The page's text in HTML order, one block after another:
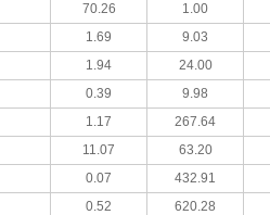
70.26 1.00
1.69 9.03
1.94 24.00
0.39 9.98
1.17 267.64
11.07 63.20
0.07 432.91
0.52 620.28